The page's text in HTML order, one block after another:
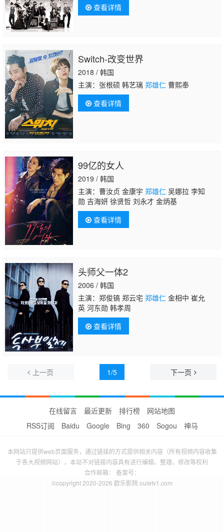
秀 李昇炫 朴宝美 李世荣 金艺媛
查看详情
Switch-改变世界
2018 / 韩国
主演：张根硕 韩艺璃 郑雄仁 曹熙奉
查看详情
99亿的女人
2019 / 韩国
主演：曹汝贞 金康宇 郑雄仁 吴娜拉 李知
勋 吉海妍 徐贤哲 刘永才 金炳基
查看详情
头师父一体2
2006 / 韩国
主演：郑俊镐 郑云宅 郑雄仁 金相中 崔允
英 河东勋 韩孝周
查看详情
上一页 1/5 下一页
在线留言 最近更新 排行榜
网站地图
RSS订阅
Baidu Google Bing 360 Sogou 神马
本网站只提供web页面服务，通过链接的方式提供相关内容（所有视频内容收集
于各大视频网站），本站不对链接内容具有进行编辑、整理、修改等权利
合作邮箱： 备案号：
©copyright 2020-2026 欧乐影院 ouletv1.com